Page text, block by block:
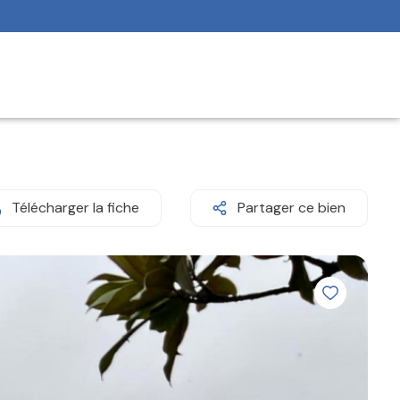
Télécharger la fiche Partager ce bien